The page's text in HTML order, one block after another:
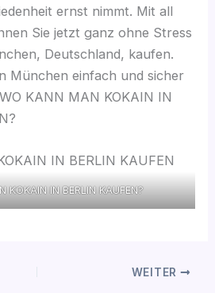
ernst nimmt. Mit all
Sie jetzt ganz ohne Stress
Deutschland, kaufen.
München einfach und sicher
KANN MAN KOKAIN IN
KOKAIN IN BERLIN KAUFEN?
WEITER